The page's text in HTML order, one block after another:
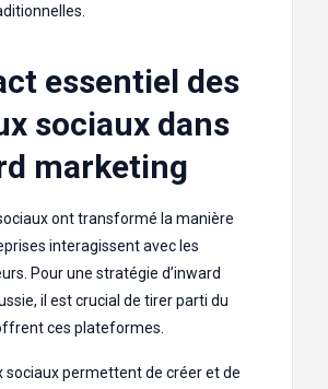
essentiel des
sociaux dans
marketing
ont transformé la manière
interagissent avec les
Pour une stratégie d’inward
il est crucial de tirer parti du
ces plateformes.
sociaux permettent de créer et de